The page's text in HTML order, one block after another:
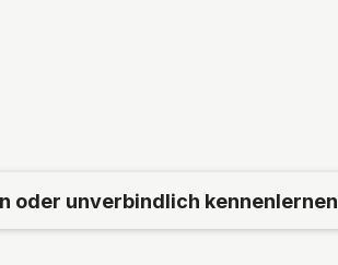
oder unverbindlich kennenlernen